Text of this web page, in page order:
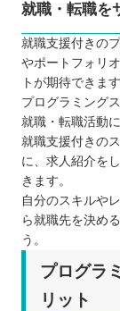
就職・転職を
就職支援付きの
やポートフォリ
トが期待できます
プログラミング
就職・転職活動
就職支援付きの
に、求人紹介を
きます。
自分のスキルや
ら就職先を決め
う。
プログラ
リット